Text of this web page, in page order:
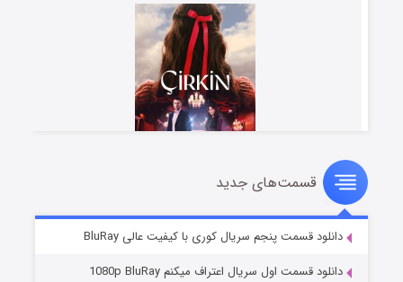
سریال زشت
قسمت۵ (زیرنویس) منتشر شد
قسمت‌های جدید
دانلود قسمت پنجم سریال کوری با کیفیت عالی BluRay
دانلود قسمت اول سریال اعتراف میکنم 1080p BluRay